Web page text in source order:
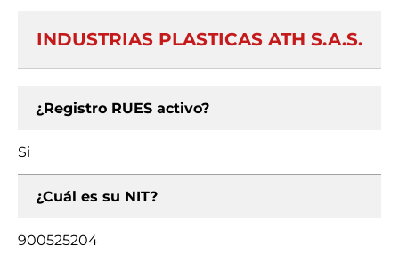
INDUSTRIAS PLASTICAS ATH S.A.S.
¿Registro RUES activo?
Si
¿Cuál es su NIT?
900525204